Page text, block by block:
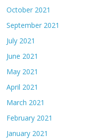
October 2021
September 2021
July 2021
June 2021
May 2021
April 2021
March 2021
February 2021
January 2021